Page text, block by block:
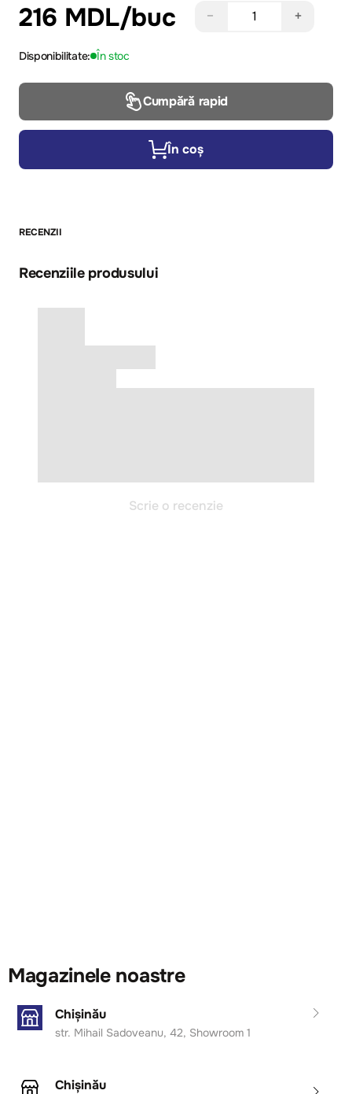
216 MDL/buc − +
Disponibilitate: În stoc
Cumpără rapid
În coș
RECENZII
Recenziile produsului
Scrie o recenzie
Magazinele noastre
Chișinău
str. Mihail Sadoveanu, 42, Showroom 1
Chișinău